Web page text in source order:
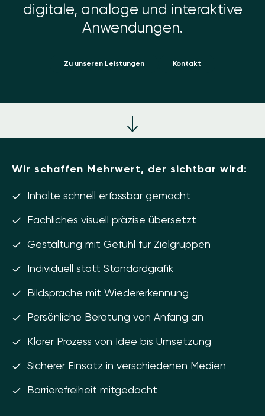
digitale, analoge und interaktive
Anwendungen.
Zu unseren Leistungen Kontakt
Wir schaffen Mehrwert, der sichtbar wird:
Inhalte schnell erfassbar gemacht
Fachliches visuell präzise übersetzt
Gestaltung mit Gefühl für Zielgruppen
Individuell statt Standardgrafik
Bildsprache mit Wiedererkennung
Persönliche Beratung von Anfang an
Klarer Prozess von Idee bis Umsetzung
Sicherer Einsatz in verschiedenen Medien
Barrierefreiheit mitgedacht